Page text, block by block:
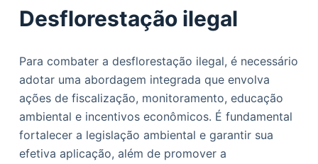
Desflorestação ilegal
Para combater a desflorestação ilegal, é necessário
adotar uma abordagem integrada que envolva
ações de fiscalização, monitoramento, educação
ambiental e incentivos econômicos. É fundamental
fortalecer a legislação ambiental e garantir sua
efetiva aplicação, além de promover a